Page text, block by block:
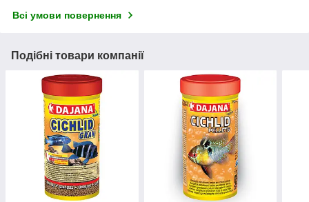
Всі умови повернення
Подібні товари компанії